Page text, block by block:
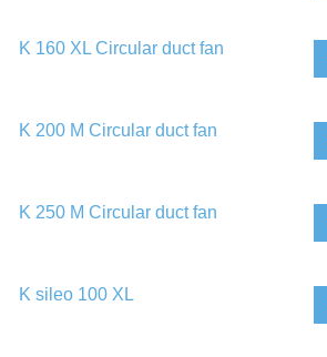
K 160 XL Circular duct fan
K 200 M Circular duct fan
K 250 M Circular duct fan
K sileo 100 XL